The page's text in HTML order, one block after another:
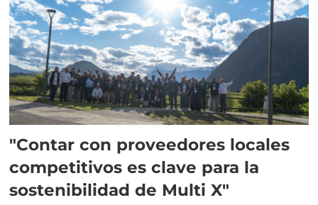
"Contar con proveedores locales
competitivos es clave para la
sostenibilidad de Multi X"